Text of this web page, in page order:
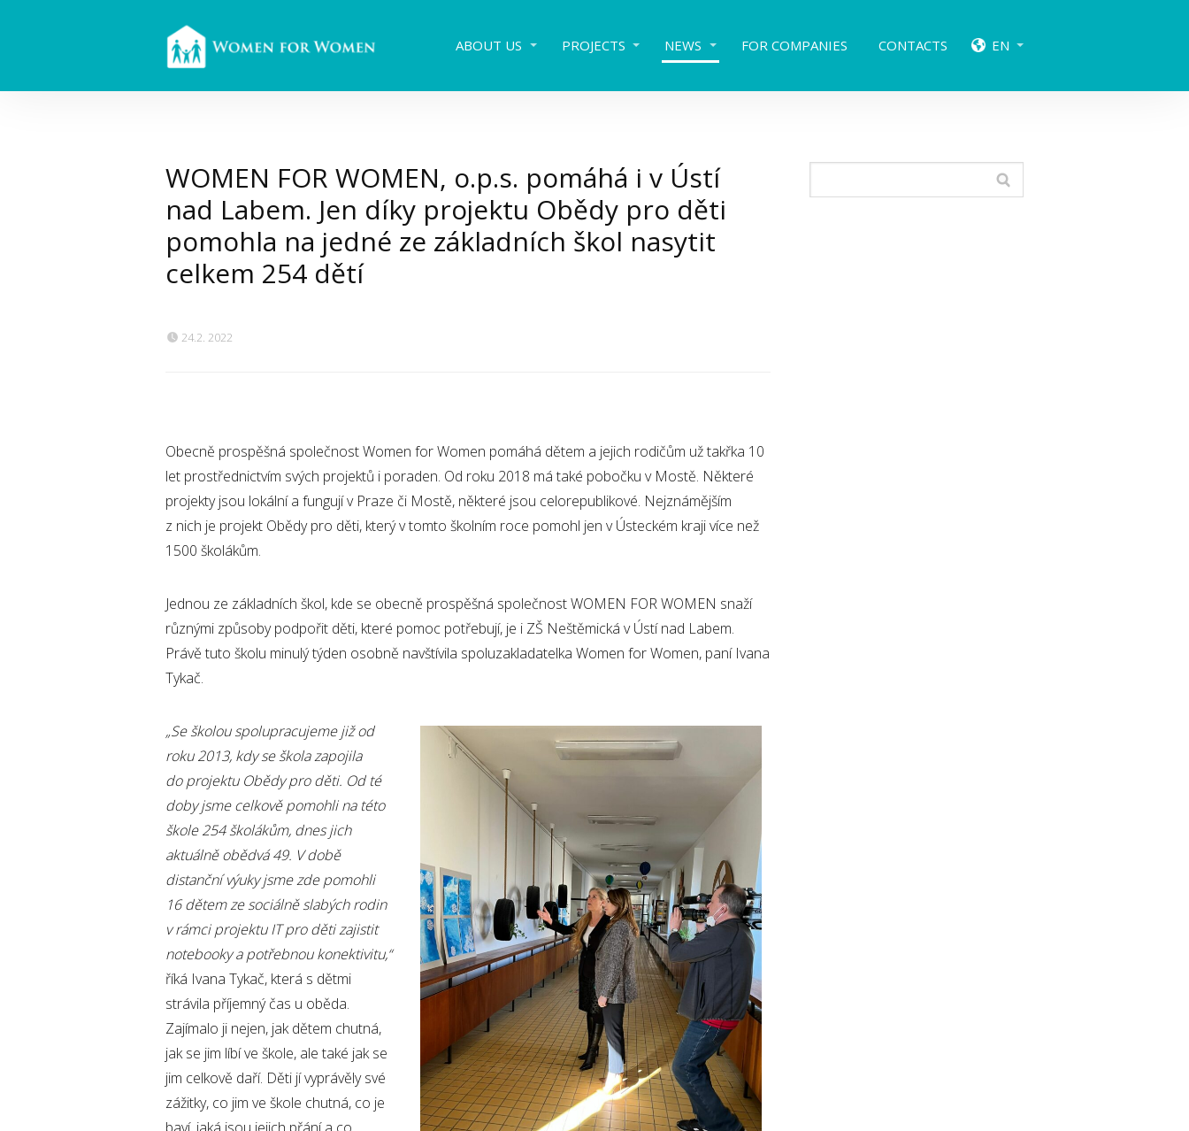
ABOUT US PROJECTS NEWS FOR COMPANIES CONTACTS EN
WOMEN FOR WOMEN, o.p.s. pomáhá i v Ústí
nad Labem. Jen díky projektu Obědy pro děti
pomohla na jedné ze základních škol nasytit
celkem 254 dětí
24.2. 2022
Obecně prospěšná společnost Women for Women pomáhá dětem a jejich rodičům už takřka 10
let prostřednictvím svých projektů i poraden. Od roku 2018 má také pobočku v Mostě. Některé
projekty jsou lokální a fungují v Praze či Mostě, některé jsou celorepublikové. Nejznámějším
z nich je projekt Obědy pro děti, který v tomto školním roce pomohl jen v Ústeckém kraji více než
1500 školákům.
Jednou ze základních škol, kde se obecně prospěšná společnost WOMEN FOR WOMEN snaží
různými způsoby podpořit děti, které pomoc potřebují, je i ZŠ Neštěmická v Ústí nad Labem.
Právě tuto školu minulý týden osobně navštívila spoluzakladatelka Women for Women, paní Ivana
Tykač.
„Se školou spolupracujeme již od
roku 2013, kdy se škola zapojila
do projektu Obědy pro děti. Od té
doby jsme celkově pomohli na této
škole 254 školákům, dnes jich
aktuálně obědvá 49. V době
distanční výuky jsme zde pomohli
16 dětem ze sociálně slabých rodin
v rámci projektu IT pro děti zajistit
notebooky a potřebnou konektivitu,“
říká Ivana Tykač, která s dětmi
strávila příjemný čas u oběda.
Zajímalo ji nejen, jak dětem chutná,
jak se jim líbí ve škole, ale také jak se
jim celkově daří. Děti jí vyprávěly své
zážitky, co jim ve škole chutná, co je